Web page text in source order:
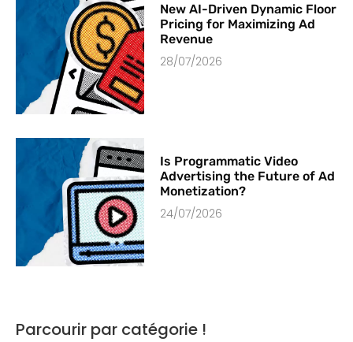
New AI-Driven Dynamic Floor
Pricing for Maximizing Ad
Revenue
28/07/2026
Is Programmatic Video
Advertising the Future of Ad
Monetization?
24/07/2026
Parcourir par catégorie !